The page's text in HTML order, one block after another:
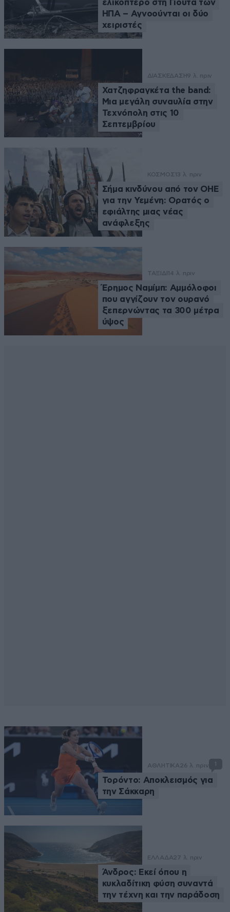
ελικόπτερο στη Γιούτα των
ΗΠΑ – Αγνοούνται οι δύο
χειριστές
ΔΙΑΣΚΕΔΑΣΗ9 λ. πριν
Χατζηφραγκέτα the band:
Μια μεγάλη συναυλία στην
Τεχνόπολη στις 10
Σεπτεμβρίου
ΚΟΣΜΟΣ 13 λ. πριν
Σήμα κινδύνου από τον ΟΗΕ
για την Υεμένη: Ορατός ο
εφιάλτης μιας νέας
ανάφλεξης
ΤΑΞΙΔΙ 14 λ. πριν
Έρημος Ναμίμπ: Αμμόλοφοι
που αγγίζουν τον ουρανό
ξεπερνώντας τα 300 μέτρα
ύψος
ΑΘΛΗΤΙΚΑ26 λ. πριν 1
Τορόντο: Αποκλεισμός για
την Σάκκαρη
ΕΛΛΑΔΑ27 λ. πριν
Άνδρος: Εκεί όπου η
κυκλαδίτικη φύση συναντά
την τέχνη και την παράδοση